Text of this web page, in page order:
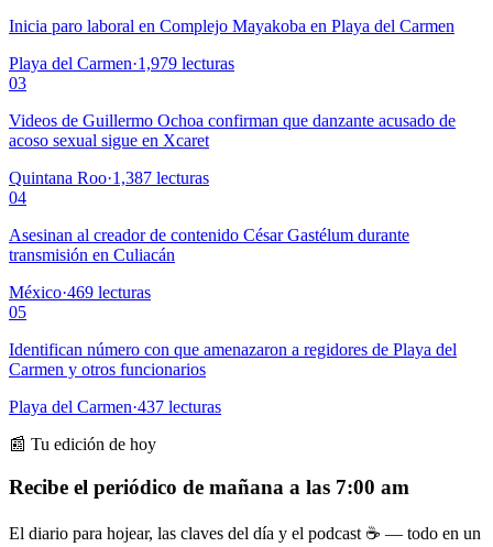
Inicia paro laboral en Complejo Mayakoba en Playa del Carmen
Playa del Carmen·1,979 lecturas
03
Videos de Guillermo Ochoa confirman que danzante acusado de
acoso sexual sigue en Xcaret
Quintana Roo·1,387 lecturas
04
Asesinan al creador de contenido César Gastélum durante
transmisión en Culiacán
México·469 lecturas
05
Identifican número con que amenazaron a regidores de Playa del
Carmen y otros funcionarios
Playa del Carmen·437 lecturas
📰 Tu edición de hoy
Recibe el periódico de mañana a las 7:00 am
El diario para hojear, las claves del día y el podcast ☕ — todo en un